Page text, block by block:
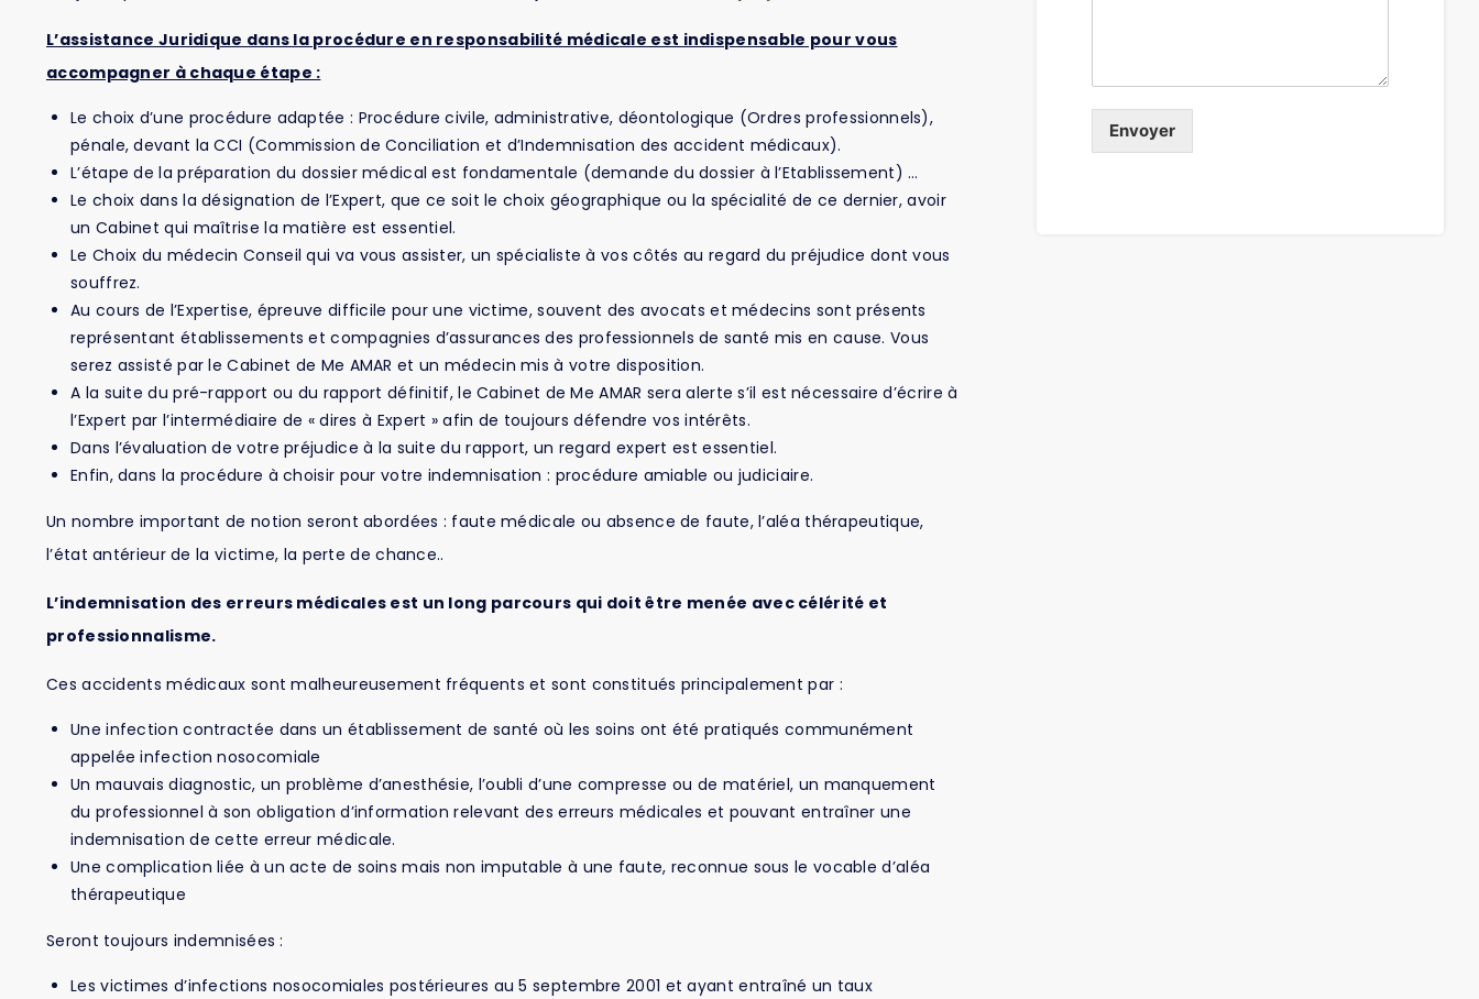
L’assistance Juridique dans la procédure en responsabilité médicale est indispensable pour vous
accompagner à chaque étape :
Le choix d’une procédure adaptée : Procédure civile, administrative, déontologique (Ordres professionnels),
pénale, devant la CCI (Commission de Conciliation et d’Indemnisation des accident médicaux).
L’étape de la préparation du dossier médical est fondamentale (demande du dossier à l’Etablissement) …
Le choix dans la désignation de l’Expert, que ce soit le choix géographique ou la spécialité de ce dernier, avoir
un Cabinet qui maîtrise la matière est essentiel.
Le Choix du médecin Conseil qui va vous assister, un spécialiste à vos côtés au regard du préjudice dont vous
souffrez.
Au cours de l’Expertise, épreuve difficile pour une victime, souvent des avocats et médecins sont présents
représentant établissements et compagnies d’assurances des professionnels de santé mis en cause. Vous
serez assisté par le Cabinet de Me AMAR et un médecin mis à votre disposition.
A la suite du pré-rapport ou du rapport définitif, le Cabinet de Me AMAR sera alerte s’il est nécessaire d’écrire à
l’Expert par l’intermédiaire de « dires à Expert » afin de toujours défendre vos intérêts.
Dans l’évaluation de votre préjudice à la suite du rapport, un regard expert est essentiel.
Enfin, dans la procédure à choisir pour votre indemnisation : procédure amiable ou judiciaire.
Un nombre important de notion seront abordées : faute médicale ou absence de faute, l’aléa thérapeutique,
l’état antérieur de la victime, la perte de chance..
L’indemnisation des erreurs médicales est un long parcours qui doit être menée avec célérité et
professionnalisme.
Ces accidents médicaux sont malheureusement fréquents et sont constitués principalement par :
Une infection contractée dans un établissement de santé où les soins ont été pratiqués communément
appelée infection nosocomiale
Un mauvais diagnostic, un problème d’anesthésie, l’oubli d’une compresse ou de matériel, un manquement
du professionnel à son obligation d’information relevant des erreurs médicales et pouvant entraîner une
indemnisation de cette erreur médicale.
Une complication liée à un acte de soins mais non imputable à une faute, reconnue sous le vocable d’aléa
thérapeutique
Seront toujours indemnisées :
Les victimes d’infections nosocomiales postérieures au 5 septembre 2001 et ayant entraîné un taux
Envoyer